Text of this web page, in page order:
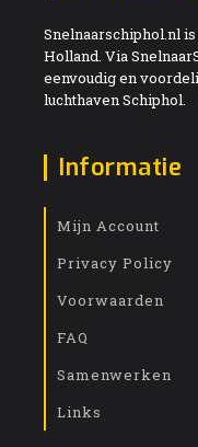
Snelnaarschiphol.nl
Holland. Via
eenvoudig en
luchthaven Schiphol.
Informatie
Mijn Account
Privacy Policy
Voorwaarden
FAQ
Samenwerken
Links